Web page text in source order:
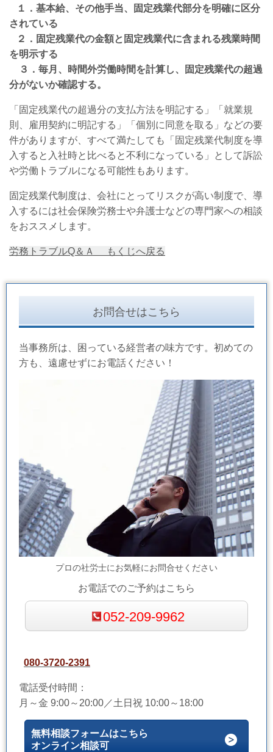
１．基本給、その他手当、固定残業代部分を明確に区分
されている
２． 固定残業代の金額と固定残業代に含まれる残業時間
を明示する
３．毎月、時間外労働時間を計算し、固定残業代の超過
分がないか確認する。
「固定残業代の超過分の支払方法を明記する 」「就業規
則、雇用契約に明記する」「個別に同意を取る」などの要
件がありますが、すべて満たしても「固定残業代制度を導
入すると入社時と比べると不利になっている」として訴訟
や労働トラブルになる可能性もあります。
固定残業代制度は、会社にとってリスクが高い制度で、導
入するには社会保険労務士や弁護士などの専門家への相談
をおススメします。
労務トラブルQ＆Ａ もくじへ戻る
お問合せはこちら
当事務所は、困っている経営者の味方です。初めての
方も、遠慮せずにお電話ください！
プロの社労士にお気軽にお問合せください
お電話でのご予約はこちら
052-209-9962
080-3720-2391
電話受付時間：
月～金 9:00～20:00／土日祝 10:00～18:00
無料相談フォームはこちら
オンライン相談可